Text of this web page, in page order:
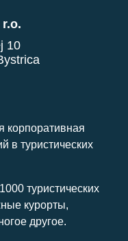
10
корпоративная
в туристических
туристических
курорты,
другое.